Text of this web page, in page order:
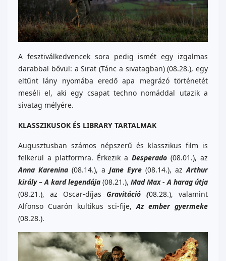
A fesztiválkedvencek sora pedig ismét egy izgalmas
darabbal bővül: a Sirat (Tánc a sivatagban) (08.28.), egy
eltűnt lány nyomába eredő apa megrázó történetét
meséli el, aki egy csapat techno nomáddal utazik a
sivatag mélyére.
KLASSZIKUSOK ÉS LIBRARY TARTALMAK
Augusztusban számos népszerű és klasszikus film is
felkerül a platformra. Érkezik a Desperado (08.01.), az
Anna Karenina (08.14.), a Jane Eyre (08.14.), az Arthur
király – A kard legendája (08.21.), Mad Max - A harag útja
(08.21.), az Oscar-díjasGravitáció (08.28.), valamint
Alfonso Cuarón kultikus sci-fije, Az ember gyermeke
(08.28.).